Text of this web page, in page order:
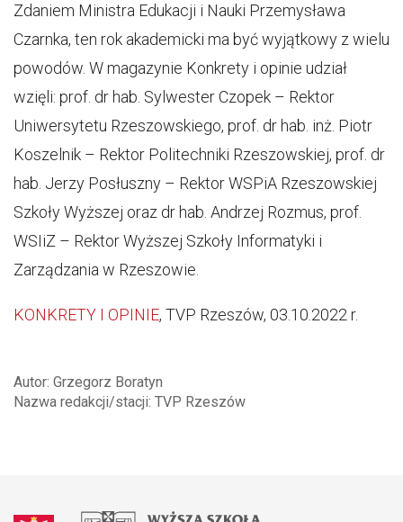
Zdaniem Ministra Edukacji i Nauki Przemysława
Czarnka, ten rok akademicki ma być wyjątkowy z wielu
powodów. W magazynie Konkrety i opinie udział
wzięli: prof. dr hab. Sylwester Czopek – Rektor
Uniwersytetu Rzeszowskiego, prof. dr hab. inż. Piotr
Koszelnik – Rektor Politechniki Rzeszowskiej, prof. dr
hab. Jerzy Posłuszny – Rektor WSPiA Rzeszowskiej
Szkoły Wyższej oraz dr hab. Andrzej Rozmus, prof.
WSIiZ – Rektor Wyższej Szkoły Informatyki i
Zarządzania w Rzeszowie.
KONKRETY I OPINIE, TVP Rzeszów, 03.10.2022 r.
Autor: Grzegorz Boratyn
Nazwa redakcji/stacji: TVP Rzeszów